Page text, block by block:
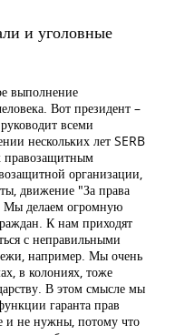
и уголовные
выполнение
Вот президент –
всеми
нескольких лет SERB
правозащитным
организации,
движение "За права
Мы делаем огромную
К нам приходят
с неправильными
например. Мы очень
в колониях, тоже
В этом смысле мы
гаранта прав
не нужны, потому что